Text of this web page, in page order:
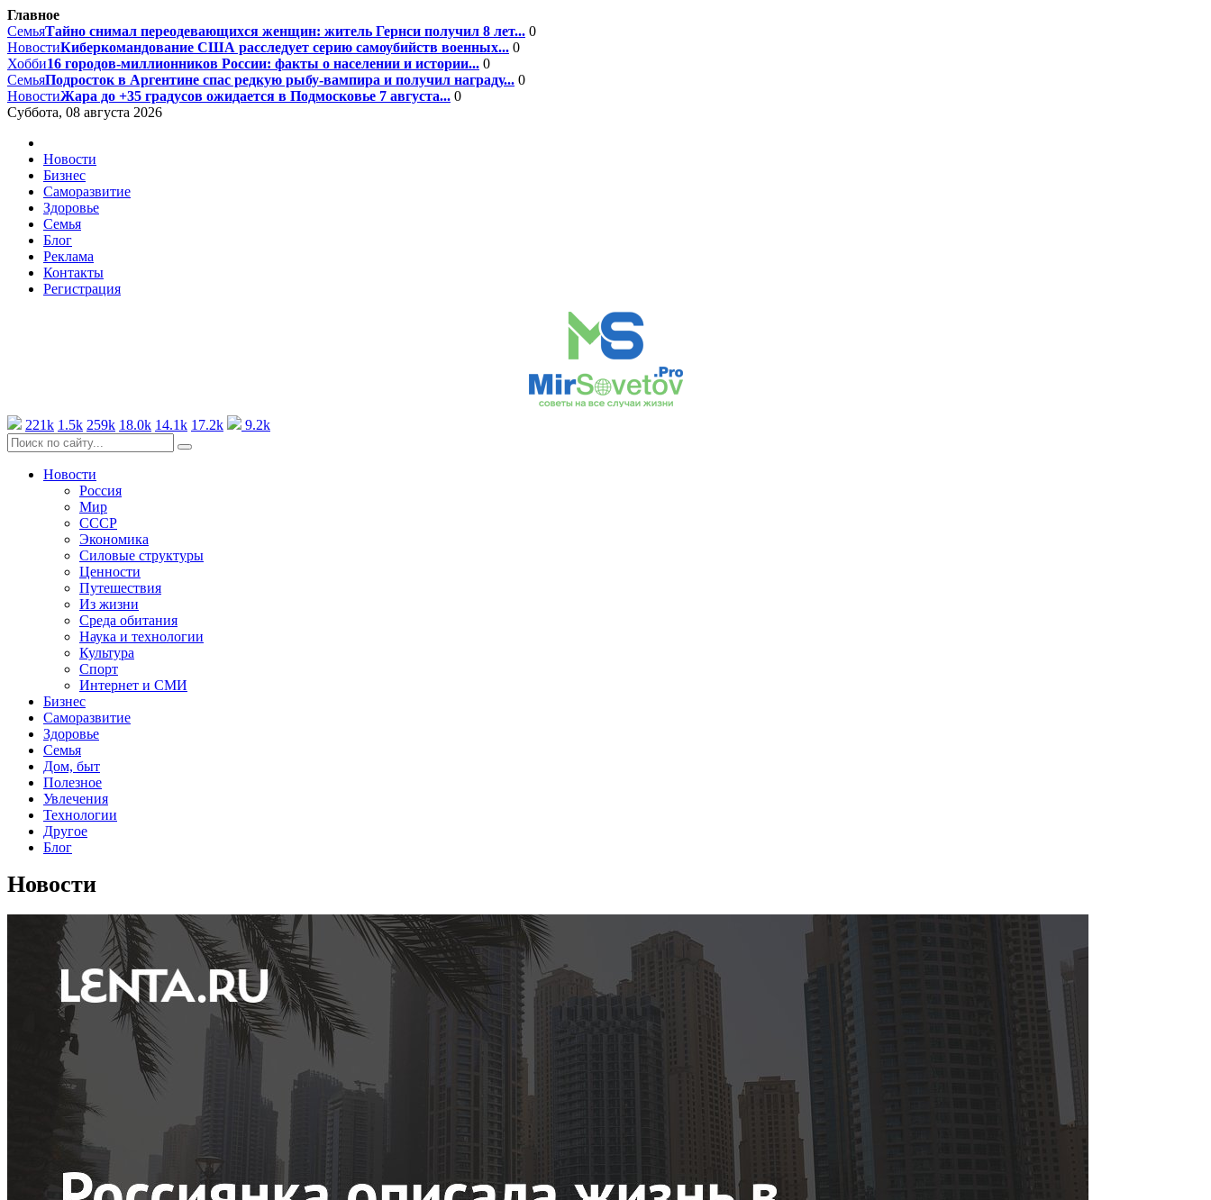
Главное
СемьяТайно снимал переодевающихся женщин: житель Гернси получил 8 лет... 0
НовостиКиберкомандование США расследует серию самоубийств военных... 0
Хобби16 городов-миллионников России: факты о населении и истории... 0
СемьяПодросток в Аргентине спас редкую рыбу-вампира и получил награду... 0
НовостиЖара до +35 градусов ожидается в Подмосковье 7 августа... 0
Суббота, 08 августа 2026
Новости
Бизнес
Саморазвитие
Здоровье
Семья
Блог
Реклама
Контакты
Регистрация
221k 1.5k 259k 18.0k 14.1k 17.2k 9.2k
Новости
Россия
Мир
СССР
Экономика
Силовые структуры
Ценности
Путешествия
Из жизни
Среда обитания
Наука и технологии
Культура
Спорт
Интернет и СМИ
Бизнес
Саморазвитие
Здоровье
Семья
Дом, быт
Полезное
Увлечения
Технологии
Другое
Блог
Новости